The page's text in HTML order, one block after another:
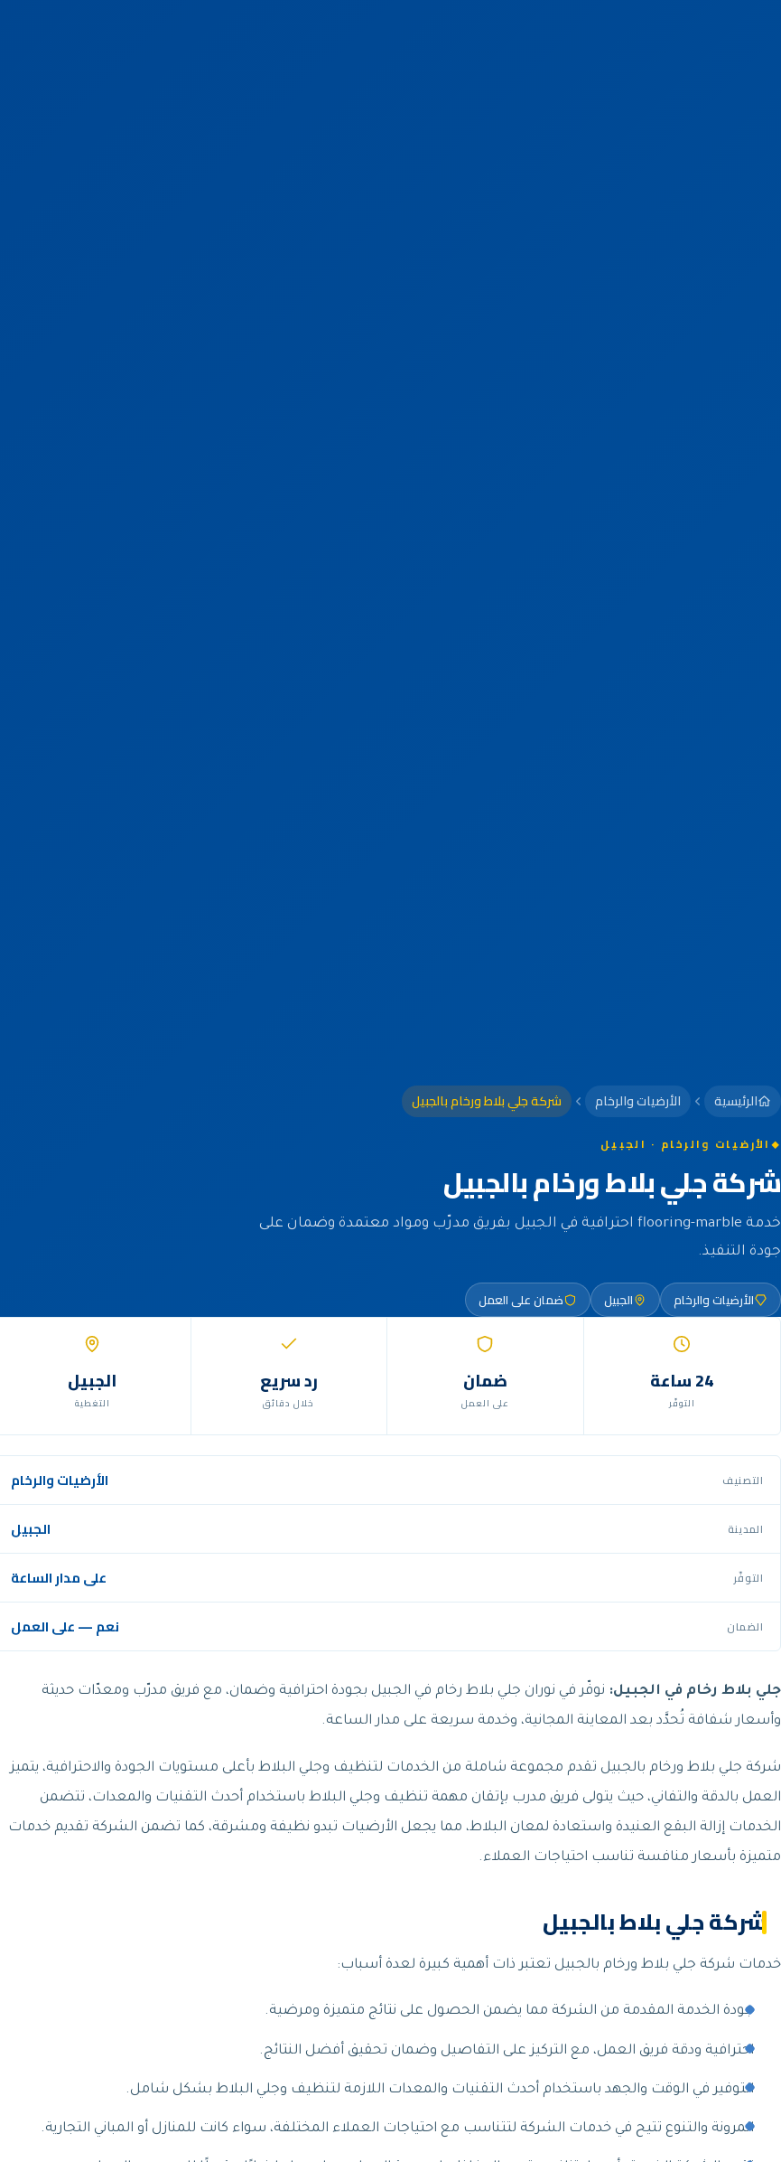
الرئيسية الأرضيات والرخام شركة جلي بلاط ورخام بالجبيل
الأرضيات والرخام · الجبيل
شركة جلي بلاط ورخام بالجبيل
خدمة flooring-marble احترافية في الجبيل بفريق مدرّب ومواد معتمدة وضمان على
جودة التنفيذ.
الأرضيات والرخام الجبيل ضمان على العمل
24 ساعة
التوفّر
ضمان
على العمل
رد سريع
خلال دقائق
الجبيل
التغطية
التصنيف الأرضيات والرخام
المدينة الجبيل
التوفّر على مدار الساعة
الضمان نعم — على العمل
جلي بلاط رخام في الجبيل: نوفّر في نوران جلي بلاط رخام في الجبيل بجودة احترافية وضمان، مع فريق مدرّب ومعدّات حديثة
وأسعار شفافة تُحدَّد بعد المعاينة المجانية، وخدمة سريعة على مدار الساعة.
شركة جلي بلاط ورخام بالجبيل تقدم مجموعة شاملة من الخدمات لتنظيف وجلي البلاط بأعلى مستويات الجودة والاحترافية، يتميز
العمل بالدقة والتفاني، حيث يتولى فريق مدرب بإتقان مهمة تنظيف وجلي البلاط باستخدام أحدث التقنيات والمعدات، تتضمن
الخدمات إزالة البقع العنيدة واستعادة لمعان البلاط، مما يجعل الأرضيات تبدو نظيفة ومشرقة، كما تضمن الشركة تقديم خدمات
متميزة بأسعار منافسة تناسب احتياجات العملاء.
شركة جلي بلاط بالجبيل
خدمات شركة جلي بلاط ورخام بالجبيل تعتبر ذات أهمية كبيرة لعدة أسباب:
جودة الخدمة المقدمة من الشركة مما يضمن الحصول على نتائج متميزة ومرضية.
احترافية ودقة فريق العمل، مع التركيز على التفاصيل وضمان تحقيق أفضل النتائج.
التوفير في الوقت والجهد باستخدام أحدث التقنيات والمعدات اللازمة لتنظيف وجلي البلاط بشكل شامل.
المرونة والتنوع تتيح في خدمات الشركة لتتناسب مع احتياجات العملاء المختلفة، سواء كانت للمنازل أو المباني التجارية.